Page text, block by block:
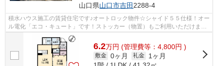
山口県山口市吉田 2288-4
積水ハウス施工の賃貸住宅です♪オートロック物件☆シャイド５５仕様！オー
ル電化「エコ・キュート」です！ストッカー（物置）もご利用いただけます
♪【１ＬＤＫ：駐車場１台無料、２台目...
6.2万円 (管理費等：4,800円 )
敷金 0ヶ月 礼金
1ヶ月